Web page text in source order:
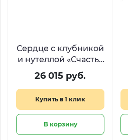
Сердце с клубникой
и нутеллой «Счастья
много не бывает»
26 015 руб.
Купить в 1 клик
В корзину